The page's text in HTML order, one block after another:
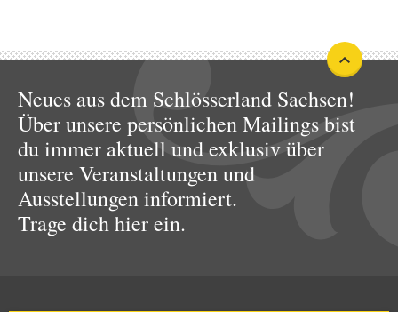
Neues aus dem Schlösserland Sachsen!
Über unsere persönlichen Mailings bist
du immer aktuell und exklusiv über
unsere Veranstaltungen und
Ausstellungen informiert.
Trage dich hier ein.